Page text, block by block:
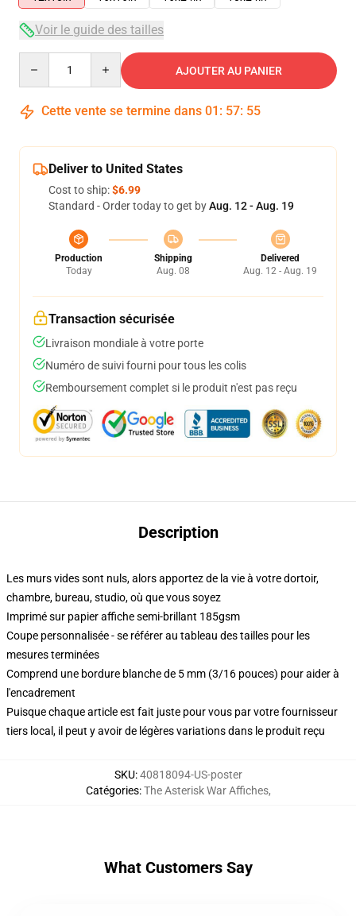
Voir le guide des tailles
AJOUTER AU PANIER
Cette vente se termine dans 01 : 57: 54
Deliver to United States
Cost to ship:$6.99
Standard - Order today to get byAug. 12 - Aug. 19
Production
Today
Shipping
Aug. 08
Delivered
Aug. 12 - Aug. 19
Transaction sécurisée
Livraison mondiale à votre porte
Numéro de suivi fourni pour tous les colis
Remboursement complet si le produit n'est pas reçu
Description
Les murs vides sont nuls, alors apportez de la vie à votre dortoir,
chambre, bureau, studio, où que vous soyez
Imprimé sur papier affiche semi-brillant 185gsm
Coupe personnalisée - se référer au tableau des tailles pour les
mesures terminées
Comprend une bordure blanche de 5 mm (3/16 pouces) pour aider à
l'encadrement
Puisque chaque article est fait juste pour vous par votre fournisseur
tiers local, il peut y avoir de légères variations dans le produit reçu
SKU:40818094-US-poster
Catégories:The Asterisk War Affiches,
What Customers Say